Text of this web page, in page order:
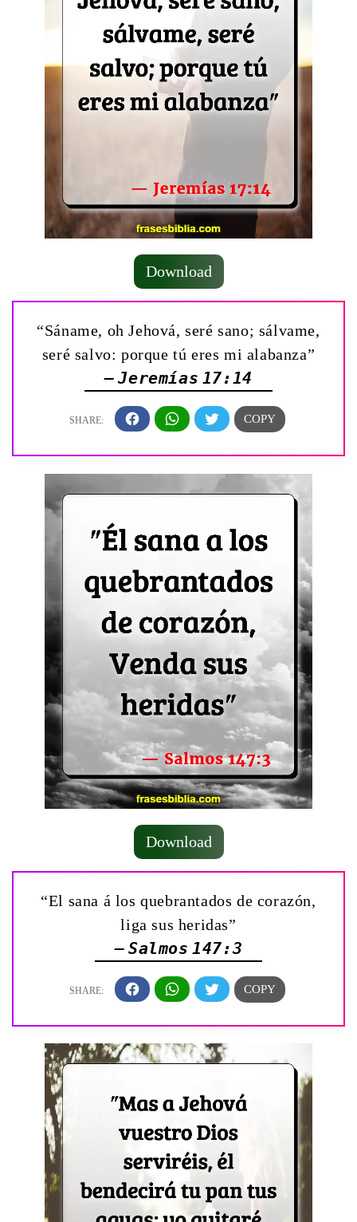
Download
“Sáname, oh Jehová, seré sano; sálvame,
seré salvo: porque tú eres mi alabanza”
— Jeremías 17:14
Download
“El sana á los quebrantados de corazón,
liga sus heridas”
— Salmos 147:3